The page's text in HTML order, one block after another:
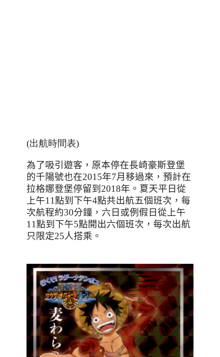
(出航時間表)
為了吸引遊客，原本停在長崎豪斯登堡
的千陽號也在2015年7月移過來，預計在
拉格娜登堡停留到 2018年。夏天平日從
上午11點到下午4點共出航五個班次，每
次航程約30分鐘，六日或例假日從上午
11點到下午5點開出六個班次，每次出航
只限定25人搭乘。